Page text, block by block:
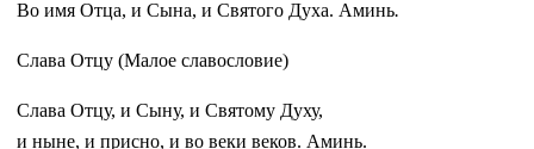
Во имя Отца, и Сына, и Святого Духа. Аминь.
Слава Отцу (Малое славословие)
Слава Отцу, и Сыну, и Святому Духу,
и ныне, и присно, и во веки веков. Аминь.